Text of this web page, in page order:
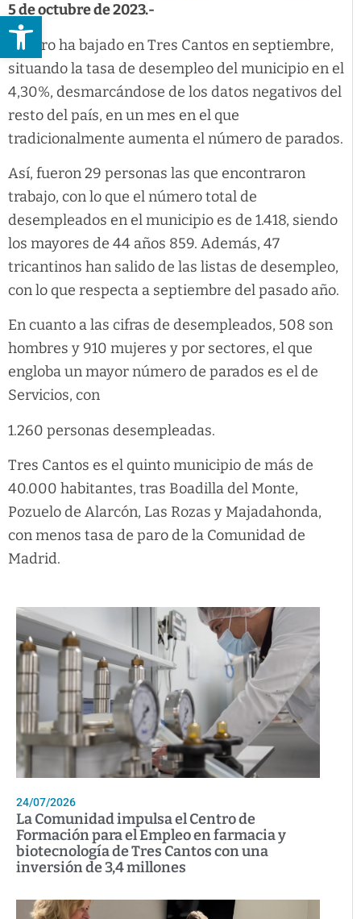
Abrir barra de herramientas
5 de octubre de 2023.-
El paro ha bajado en Tres Cantos en septiembre,
situando la tasa de desempleo del municipio en el
4,30%, desmarcándose de los datos negativos del
resto del país, en un mes en el que
tradicionalmente aumenta el número de parados.
Así, fueron 29 personas las que encontraron
trabajo, con lo que el número total de
desempleados en el municipio es de 1.418, siendo
los mayores de 44 años 859. Además, 47
tricantinos han salido de las listas de desempleo,
con lo que respecta a septiembre del pasado año.
En cuanto a las cifras de desempleados, 508 son
hombres y 910 mujeres y por sectores, el que
engloba un mayor número de parados es el de
Servicios, con
1.260 personas desempleadas.
Tres Cantos es el quinto municipio de más de
40.000 habitantes, tras Boadilla del Monte,
Pozuelo de Alarcón, Las Rozas y Majadahonda,
con menos tasa de paro de la Comunidad de
Madrid.
24/07/2026
La Comunidad impulsa el Centro de
Formación para el Empleo en farmacia y
biotecnología de Tres Cantos con una
inversión de 3,4 millones